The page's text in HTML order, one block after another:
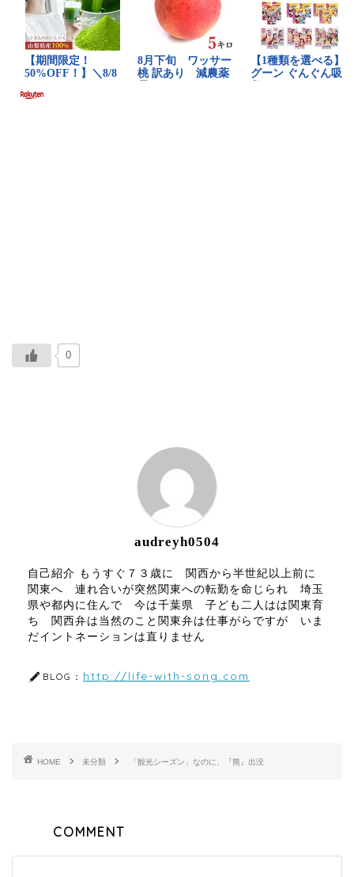
0
audreyh0504
自己紹介 もうすぐ７３歳に 関西から半世紀以上前に
関東へ 連れ合いが突然関東への転勤を命じられ 埼玉
県や都内に住んで 今は千葉県 子ども二人はは関東育
ち 関西弁は当然のこと関東弁は仕事がらですが いま
だイントネーションは直りません
BLOG： http://life-with-song.com
HOME 未分類 「観光シーズン」なのに、『熊』出没
COMMENT